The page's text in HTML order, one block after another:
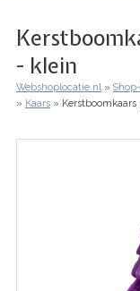
- klein
Kruimelpad
Webshoplocatie.nl
Kaars